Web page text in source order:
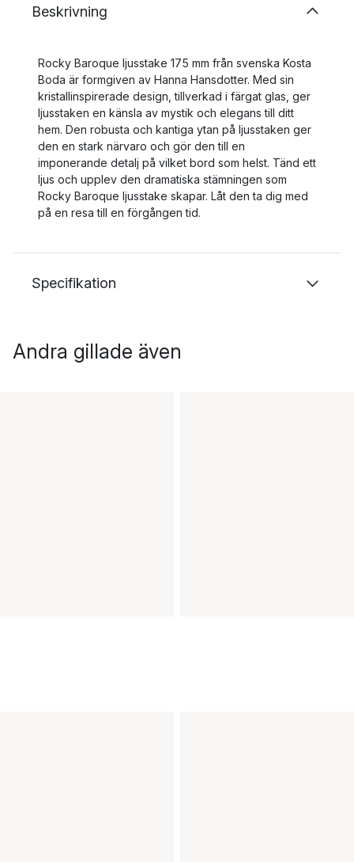
Beskrivning
Rocky Baroque ljusstake 175 mm från svenska Kosta
Boda är formgiven av Hanna Hansdotter. Med sin
kristallinspirerade design, tillverkad i färgat glas, ger
ljusstaken en känsla av mystik och elegans till ditt
hem. Den robusta och kantiga ytan på ljusstaken ger
den en stark närvaro och gör den till en
imponerande detalj på vilket bord som helst. Tänd ett
ljus och upplev den dramatiska stämningen som
Rocky Baroque ljusstake skapar. Låt den ta dig med
på en resa till en förgången tid.
Specifikation
Andra gillade även